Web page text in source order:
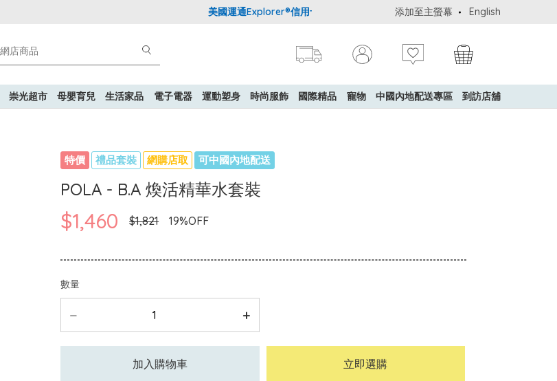
美國運通Explorer®信用卡會員購物禮遇：高達5%簽賬回贈！ 購買一般貨品(冷凍
添加至主螢幕 English
崇光超市 母嬰育兒 生活家品 電子電器 運動塑身 時尚服飾 國際精品 寵物 中國內地配送專區 到訪店舖
特價 禮品套裝 網購店取 可中國內地配送
POLA - B.A 煥活精華水套裝
$1,460 $1,821 19%OFF
數量
加入購物車 立即選購